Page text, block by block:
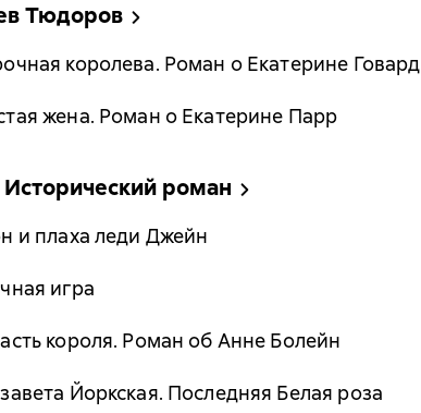
Тюдоров
королева. Роман о Екатерине Говард
жена. Роман о Екатерине Парр
роман
и плаха леди Джейн
игра
короля. Роман об Анне Болейн
Йоркская. Последняя Белая роза